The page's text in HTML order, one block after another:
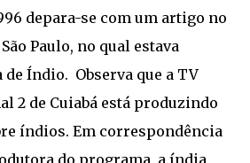
depara-se com um artigo no
Paulo, no qual estava
Índio. Observa que a TV
2 de Cuiabá está produzindo
índios. Em correspondência
do programa, a índia